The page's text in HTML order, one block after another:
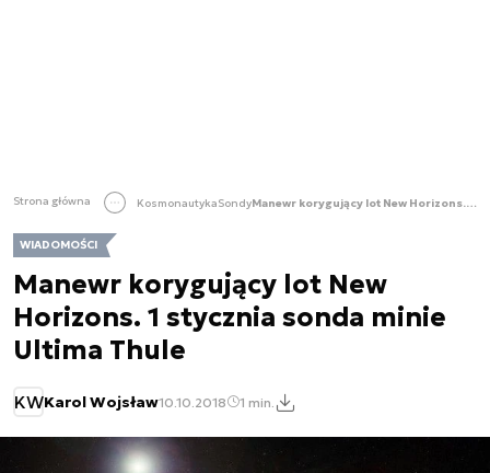
Strona główna KosmonautykaSondy Manewr korygujący lot New Horizons. 1 stycznia sonda minie Ultima Thule
WIADOMOŚCI
Manewr korygujący lot New
Horizons. 1 stycznia sonda minie
Ultima Thule
KWKarol Wojsław10.10.2018 1 min.